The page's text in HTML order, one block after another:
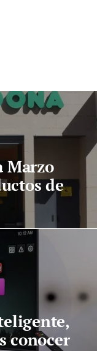
Marzo
de
conocer